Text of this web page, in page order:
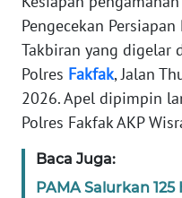
Pengecekan
Takbiran yang digelar
Polres Fakfak, Jalan
2026. Apel dipimpin
Polres Fakfak AKP
Baca Juga:
PAMA Salurkan
Wahana
News
Regional
WN
SUMUT
WN